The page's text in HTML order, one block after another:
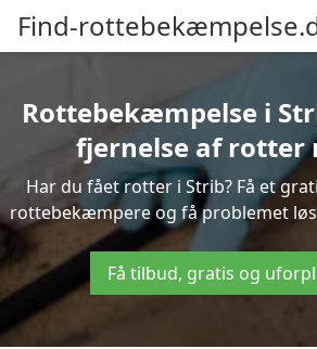
Find-
Rottebekæmpelse i
fjernelse af rotter
Har du fået rotter i Strib? Få et
rottebekæmpere og få problemet
Få tilbud, gratis og